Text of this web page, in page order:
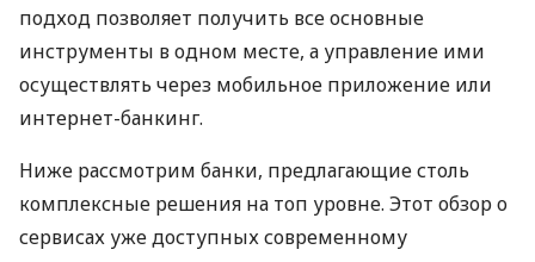
подход позволяет получить все основные
инструменты в одном месте, а управление ими
осуществлять через мобильное приложение или
интернет-банкинг.
Ниже рассмотрим банки, предлагающие столь
комплексные решения на топ уровне. Этот обзор о
сервисах уже доступных современному